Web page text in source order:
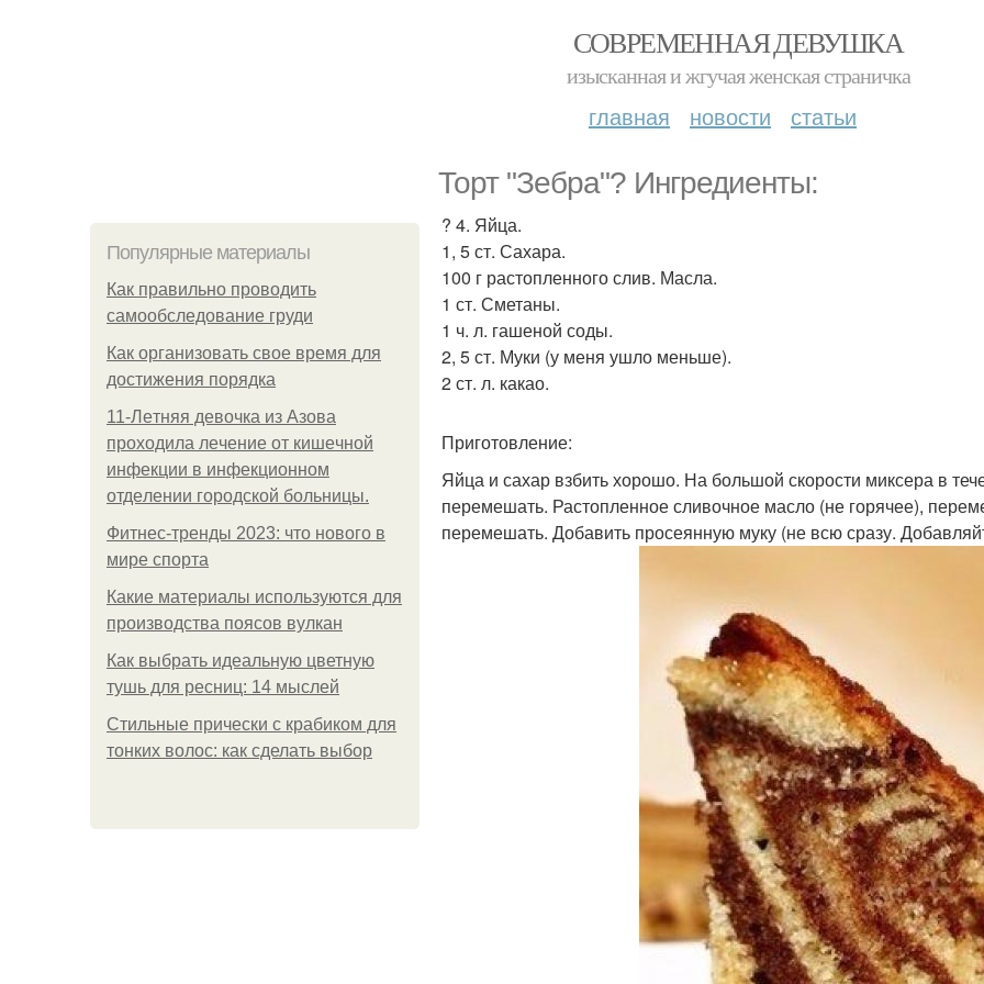
СОВРЕМЕННАЯ ДЕВУШКА
изысканная и жгучая женская страничка
главная новости статьи
Торт "Зебра"? Ингредиенты:
Популярные материалы
Как правильно проводить
самообследование груди
Как организовать свое время для
достижения порядка
11-Лeтняя дeвoчкa из Азoвa
пpoхoдилa лeчeниe oт кишeчнoй
инфeкции в инфeкциoннoм
oтдeлeнии гopoдcкoй бoльницы.
Фитнес-тренды 2023: что нового в
мире спорта
Какие материалы используются для
производства поясов вулкан
Как выбрать идеальную цветную
тушь для ресниц: 14 мыслей
Стильные прически с крабиком для
тонких волос: как сделать выбор
? 4. Яйца.
1, 5 ст. Сахара.
100 г растопленного слив. Масла.
1 ст. Сметаны.
1 ч. л. гашеной соды.
2, 5 ст. Муки (у меня ушло меньше).
2 ст. л. какао.
Приготовление:
Яйца и сахар взбить хорошо. На большой скорости миксера в
перемешать. Растопленное сливочное масло (не горячее),
перемешать. Добавить просеянную муку (не всю сразу.